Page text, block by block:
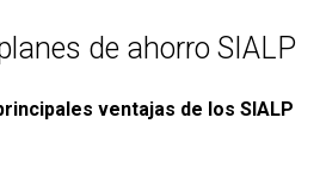
de ahorro SIALP
ventajas de los SIALP